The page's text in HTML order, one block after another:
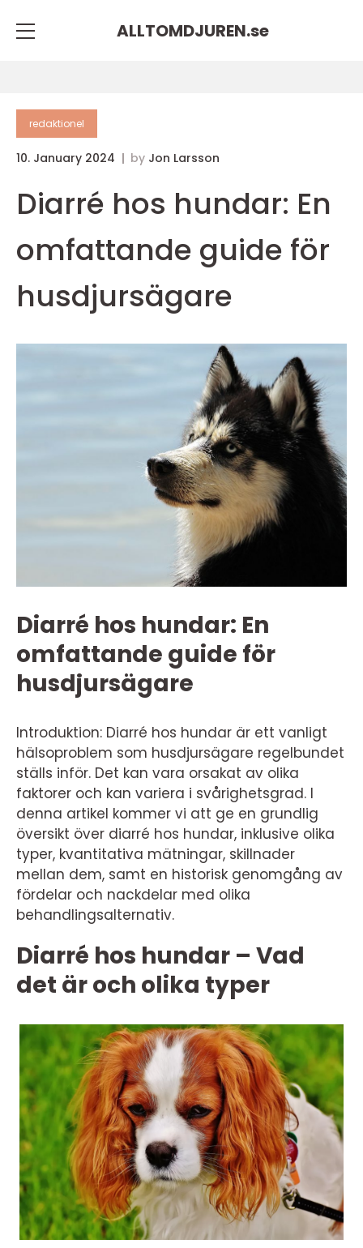
ALLTOMDJUREN.se
redaktionel
10. January 2024 by Jon Larsson
Diarré hos hundar: En
omfattande guide för
husdjursägare
Diarré hos hundar: En
omfattande guide för
husdjursägare
Introduktion: Diarré hos hundar är ett vanligt
hälsoproblem som husdjursägare regelbundet
ställs inför. Det kan vara orsakat av olika
faktorer och kan variera i svårighetsgrad. I
denna artikel kommer vi att ge en grundlig
översikt över diarré hos hundar, inklusive olika
typer, kvantitativa mätningar, skillnader
mellan dem, samt en historisk genomgång av
fördelar och nackdelar med olika
behandlingsalternativ.
Diarré hos hundar – Vad
det är och olika typer